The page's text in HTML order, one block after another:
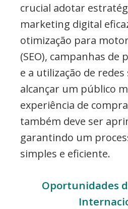
crucial adotar
marketing digital
otimização para
(SEO), campanhas de
e a utilização de redes
alcançar um público
experiência de
também deve ser
garantindo um
simples e eficiente.
Oportunidades